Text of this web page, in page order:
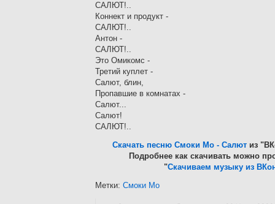
САЛЮТ!..
Коннект и продукт -
САЛЮТ!..
Антон -
САЛЮТ!..
Это Омикомс -
Третий куплет -
Салют, блин,
Пропавшие в комнатах -
Салют...
Салют!
САЛЮТ!..
Скачать песню Смоки Мо - Салют из
Подробнее как скачивать можно
"Скачиваем музыку из
Метки: Смоки Мо